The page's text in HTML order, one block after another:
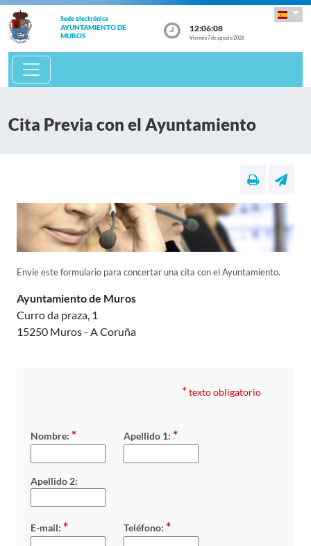
Sede electrónica
AYUNTAMIENTO DE
MUROS
12:06:08
Viernes 7 de agosto 2026
Cita Previa con el Ayuntamiento
Envíe este formulario para concertar una cita con el Ayuntamiento.
Ayuntamiento de Muros
Curro da praza, 1
15250 Muros - A Coruña
*texto obligatorio
Nombre: * Apellido 1: *
Apellido 2:
E-mail: * Teléfono: *